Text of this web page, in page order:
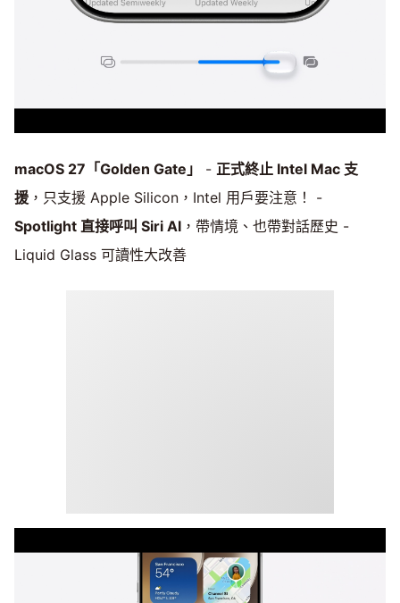
macOS 27「Golden Gate」 - 正式終止 Intel Mac 支
援 ，只支援 Apple Silicon，Intel 用戶要注意！ -
Spotlight 直接呼叫 Siri AI ，帶情境、也帶對話歷史 -
Liquid Glass 可讀性大改善